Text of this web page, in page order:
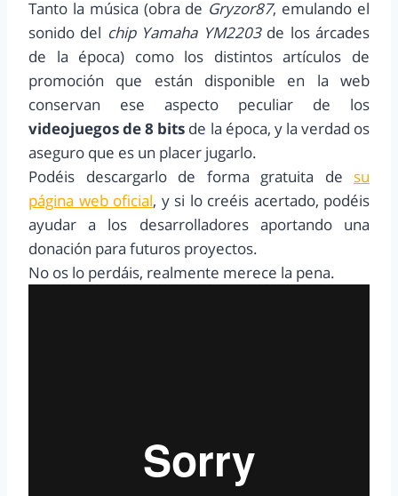
Tanto la música (obra de Gryzor87, emulando el
sonido del chip Yamaha YM2203de los árcades
de la época) como los distintos artículos de
promoción que están disponible en la web
conservan ese aspecto peculiar de los
videojuegos de 8 bits de la época, y la verdad os
aseguro que es un placer jugarlo.
Podéis descargarlo de forma gratuita de su
página web oficial, y si lo creéis acertado, podéis
ayudar a los desarrolladores aportando una
donación para futuros proyectos.
No os lo perdáis, realmente merece la pena.